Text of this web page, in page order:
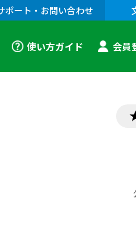
ポート・お問い合わせ
使い方ガイド 会員